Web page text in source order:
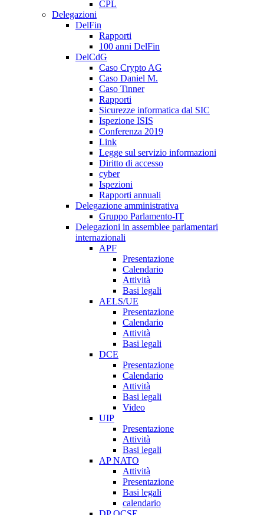
CPL
Delegazioni
DelFin
Rapporti
100 anni DelFin
DelCdG
Caso Crypto AG
Caso Daniel M.
Caso Tinner
Rapporti
Sicurezze informatica dal SIC
Ispezione ISIS
Conferenza 2019
Link
Legge sul servizio informazioni
Diritto di accesso
cyber
Ispezioni
Rapporti annuali
Delegazione amministrativa
Gruppo Parlamento-IT
Delegazioni in assemblee parlamentari
internazionali
APF
Presentazione
Calendario
Attività
Basi legali
AELS/UE
Presentazione
Calendario
Attività
Basi legali
DCE
Presentazione
Calendario
Attività
Basi legali
Video
UIP
Presentazione
Attività
Basi legali
AP NATO
Attività
Presentazione
Basi legali
calendario